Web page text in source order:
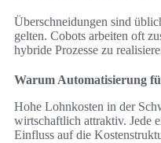
Überschneidungen sind
gelten. Cobots arbeiten oft
hybride Prozesse zu
Warum Automatisierung
Hohe Lohnkosten in der
wirtschaftlich attraktiv. Jede
Einfluss auf die